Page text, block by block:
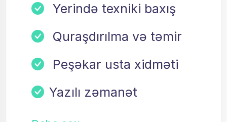
Yerində texniki baxış
Quraşdırılma və təmir
Peşəkar usta xidməti
Yazılı zəmanət